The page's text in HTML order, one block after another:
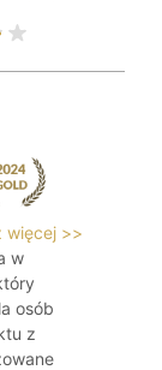
więcej >>
w
osób
z